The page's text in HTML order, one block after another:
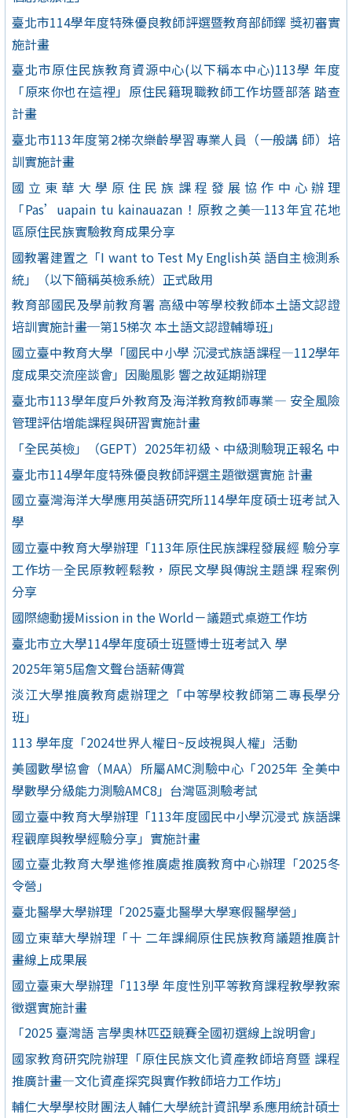
臺北市114學年度特殊優良教師評選暨教育部師鐸 獎初審實
施計畫
臺北市原住民族教育資源中心(以下稱本中心)113學 年度
「原來你也在這裡」原住民籍現職教師工作坊暨部落 踏查
計畫
臺北市113年度第2梯次樂齡學習專業人員（一般講 師）培
訓實施計畫
國立東華大學原住民族課程發展協作中心辦理
「Pas’uapain tu kainauazan！原教之美─113年宜花地
區原住民族實驗教育成果分享
國教署建置之「I want to Test My English英 語自主檢測系
統」（以下簡稱英檢系統）正式啟用
教育部國民及學前教育署 高級中等學校教師本土語文認證
培訓實施計畫─第15梯次 本土語文認證輔導班」
國立臺中教育大學「國民中小學 沉浸式族語課程—112學年
度成果交流座談會」因颱風影 響之故延期辦理
臺北市113學年度戶外教育及海洋教育教師專業— 安全風險
管理評估增能課程與研習實施計畫
「全民英檢」（GEPT）2025年初級、中級測驗現正報名 中
臺北市114學年度特殊優良教師評選主題徵選實施 計畫
國立臺灣海洋大學應用英語研究所114學年度碩士班考試入
學
國立臺中教育大學辦理「113年原住民族課程發展經 驗分享
工作坊—全民原教輕鬆教，原民文學與傳說主題課 程案例
分享
國際總動援Mission in the World－議題式桌遊工作坊
臺北市立大學114學年度碩士班暨博士班考試入 學
2025年第5屆詹文聲台語薪傳賞
淡江大學推廣教育處辦理之「中等學校教師第二專長學分
班」
113 學年度「2024世界人權日~反歧視與人權」活動
美國數學協會（MAA）所屬AMC測驗中心「2025年 全美中
學數學分級能力測驗AMC8」台灣區測驗考試
國立臺中教育大學辦理「113年度國民中小學沉浸式 族語課
程觀摩與教學經驗分享」實施計畫
國立臺北教育大學進修推廣處推廣教育中心辦理「2025冬
令營」
臺北醫學大學辦理「2025臺北醫學大學寒假醫學營」
國立東華大學辦理「十 二年課綱原住民族教育議題推廣計
畫線上成果展
國立臺東大學辦理「113學 年度性別平等教育課程教學教案
徵選實施計畫
「2025 臺灣語 言學奧林匹亞競賽全國初選線上說明會」
國家教育研究院辦理「原住民族文化資產教師培育暨 課程
推廣計畫—文化資產探究與實作教師培力工作坊」
輔仁大學學校財團法人輔仁大學統計資訊學系應用統計碩士